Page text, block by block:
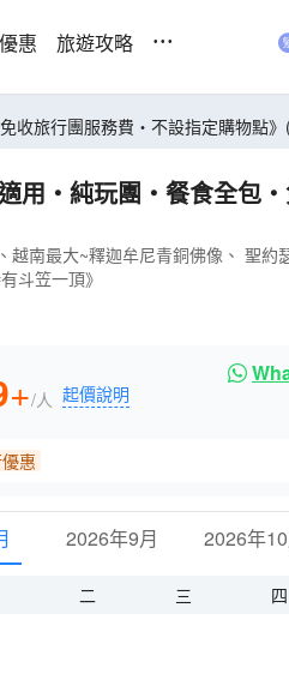
優惠 旅遊攻略 ...
餐食全包‧免收旅行團服務費‧不設指定購物
南最大~釋迦牟尼青銅佛像、 聖
斗笠一頂》
+/人 起價說明
惠
2026年9月 2026年
二 三 四